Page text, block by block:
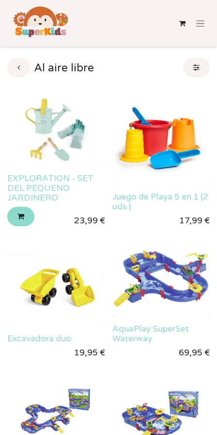
Al aire libre
EXPLORATION - SET
DEL PEQUENO
JARDINERO
23,99 €
Juego de Playa 5 en 1 (2
uds.)
17,99 €
Excavadora duo
19,95 €
AquaPlay SuperSet
Waterway
69,95 €